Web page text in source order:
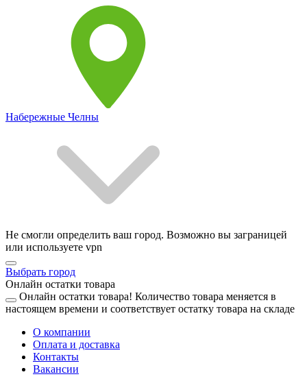
Набережные Челны
Не смогли определить ваш город. Возможно вы заграницей
или используете vpn
Выбрать город
Онлайн остатки товара
Онлайн остатки товара! Количество товара меняется в
настоящем времени и соответствует остатку товара на складе
О компании
Оплата и доставка
Контакты
Вакансии